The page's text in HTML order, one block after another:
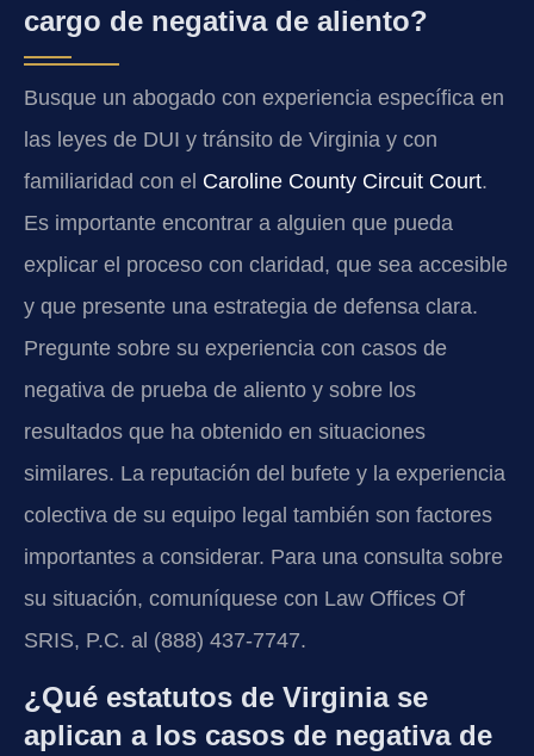
cargo de negativa de aliento?
Busque un abogado con experiencia específica en
las leyes de DUI y tránsito de Virginia y con
familiaridad con el Caroline County Circuit Court.
Es importante encontrar a alguien que pueda
explicar el proceso con claridad, que sea accesible
y que presente una estrategia de defensa clara.
Pregunte sobre su experiencia con casos de
negativa de prueba de aliento y sobre los
resultados que ha obtenido en situaciones
similares. La reputación del bufete y la experiencia
colectiva de su equipo legal también son factores
importantes a considerar. Para una consulta sobre
su situación, comuníquese con Law Offices Of
SRIS, P.C. al (888) 437-7747.
¿Qué estatutos de Virginia se
aplican a los casos de negativa de